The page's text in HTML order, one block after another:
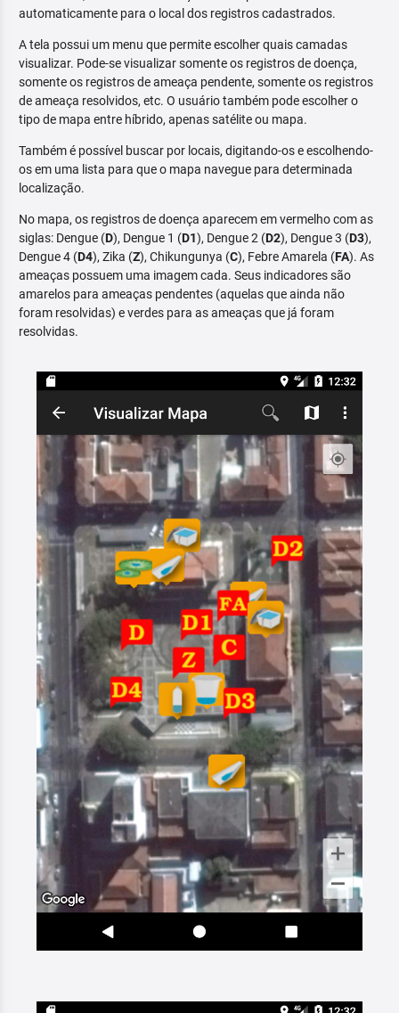
automaticamente para o local dos registros cadastrados.
A tela possui um menu que permite escolher quais camadas
visualizar. Pode-se visualizar somente os registros de doença,
somente os registros de ameaça pendente, somente os registros
de ameaça resolvidos, etc. O usuário também pode escolher o
tipo de mapa entre híbrido, apenas satélite ou mapa.
Também é possível buscar por locais, digitando-os e escolhendo-
os em uma lista para que o mapa navegue para determinada
localização.
No mapa, os registros de doença aparecem em vermelho com as
siglas: Dengue (D), Dengue 1 (D1), Dengue 2 (D2), Dengue 3 (D3),
Dengue 4 (D4), Zika (Z), Chikungunya (C), Febre Amarela (FA). As
ameaças possuem uma imagem cada. Seus indicadores são
amarelos para ameaças pendentes (aquelas que ainda não
foram resolvidas) e verdes para as ameaças que já foram
resolvidas.